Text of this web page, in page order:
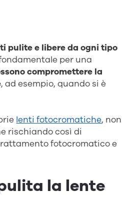
pulite e libere da ogni tipo
per una
compromettere la
, ad esempio, quando si è
lenti fotocromatiche, non
rischiando così di
fotocromatico e
la lente